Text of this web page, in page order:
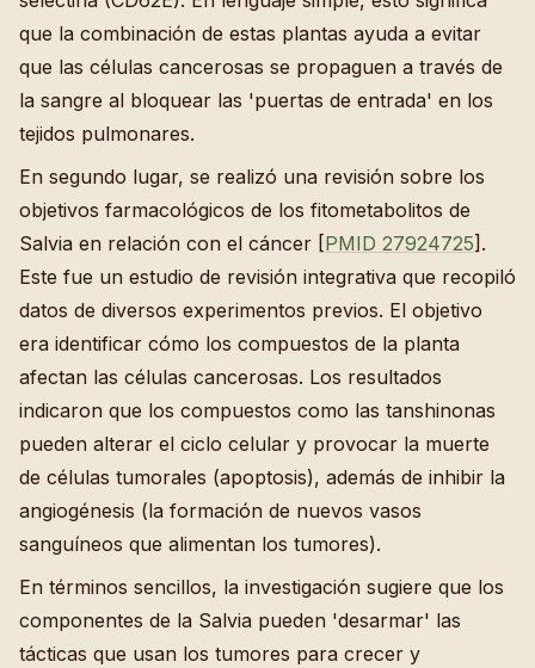
que la combinación de estas plantas ayuda a evitar
que las células cancerosas se propaguen a través de
la sangre al bloquear las 'puertas de entrada' en los
tejidos pulmonares.
En segundo lugar, se realizó una revisión sobre los
objetivos farmacológicos de los fitometabolitos de
Salvia en relación con el cáncer [PMID 27924725].
Este fue un estudio de revisión integrativa que recopiló
datos de diversos experimentos previos. El objetivo
era identificar cómo los compuestos de la planta
afectan las células cancerosas. Los resultados
indicaron que los compuestos como las tanshinonas
pueden alterar el ciclo celular y provocar la muerte
de células tumorales (apoptosis), además de inhibir la
angiogénesis (la formación de nuevos vasos
sanguíneos que alimentan los tumores).
En términos sencillos, la investigación sugiere que los
componentes de la Salvia pueden 'desarmar' las
tácticas que usan los tumores para crecer y